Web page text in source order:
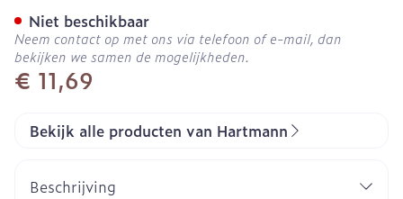
€ 11,69
Niet beschikbaar
Neem contact op met ons via telefoon of e-mail, dan
bekijken we samen de mogelijkheden.
Bekijk alle producten van Hartmann
Beschrijving